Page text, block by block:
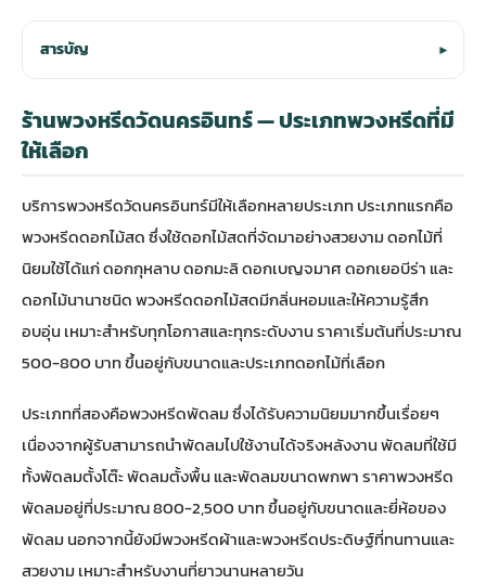
สารบัญ ▾
ร้านพวงหรีดวัดนครอินทร์ — ประเภทพวงหรีดที่มี
ให้เลือก
บริการพวงหรีดวัดนครอินทร์มีให้เลือกหลายประเภท ประเภทแรกคือ
พวงหรีดดอกไม้สด ซึ่งใช้ดอกไม้สดที่จัดมาอย่างสวยงาม ดอกไม้ที่
นิยมใช้ได้แก่ ดอกกุหลาบ ดอกมะลิ ดอกเบญจมาศ ดอกเยอบีร่า และ
ดอกไม้นานาชนิด พวงหรีดดอกไม้สดมีกลิ่นหอมและให้ความรู้สึก
อบอุ่น เหมาะสำหรับทุกโอกาสและทุกระดับงาน ราคาเริ่มต้นที่ประมาณ
500-800 บาท ขึ้นอยู่กับขนาดและประเภทดอกไม้ที่เลือก
ประเภทที่สองคือพวงหรีดพัดลม ซึ่งได้รับความนิยมมากขึ้นเรื่อยๆ
เนื่องจากผู้รับสามารถนำพัดลมไปใช้งานได้จริงหลังงาน พัดลมที่ใช้มี
ทั้งพัดลมตั้งโต๊ะ พัดลมตั้งพื้น และพัดลมขนาดพกพา ราคาพวงหรีด
พัดลมอยู่ที่ประมาณ 800-2,500 บาท ขึ้นอยู่กับขนาดและยี่ห้อของ
พัดลม นอกจากนี้ยังมีพวงหรีดผ้าและพวงหรีดประดิษฐ์ที่ทนทานและ
สวยงาม เหมาะสำหรับงานที่ยาวนานหลายวัน